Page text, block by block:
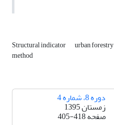
Structural indicator urban forestry
method
دوره 8، شماره 4
زمستان 1395
صفحه405-418